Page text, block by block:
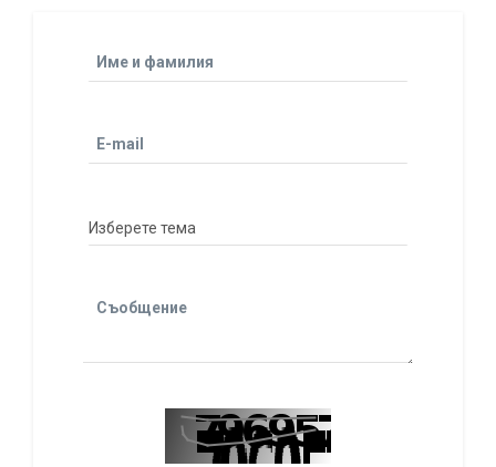
Име и фамилия
E-mail
Съобщение